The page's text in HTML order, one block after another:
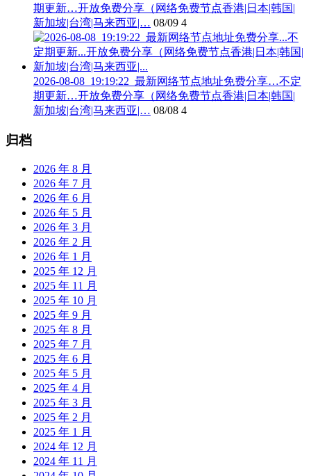
期更新…开放免费分享（网络免费节点香港|日本|韩国|
新加坡|台湾|马来西亚|… 08/09 4
2026-08-08_19:19:22_最新网络节点地址免费分享…不定
期更新…开放免费分享（网络免费节点香港|日本|韩国|
新加坡|台湾|马来西亚|… 08/08 4
归档
2026 年 8 月
2026 年 7 月
2026 年 6 月
2026 年 5 月
2026 年 3 月
2026 年 2 月
2026 年 1 月
2025 年 12 月
2025 年 11 月
2025 年 10 月
2025 年 9 月
2025 年 8 月
2025 年 7 月
2025 年 6 月
2025 年 5 月
2025 年 4 月
2025 年 3 月
2025 年 2 月
2025 年 1 月
2024 年 12 月
2024 年 11 月